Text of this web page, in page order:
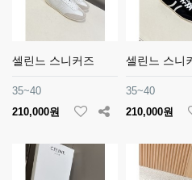
셀린느 스니커즈
35~40
210,000원
셀린느 스니
35~40
210,000원